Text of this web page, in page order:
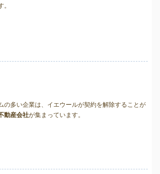
の多い企業は、イエウールが契約を解除することが
動産会社が集まっています。